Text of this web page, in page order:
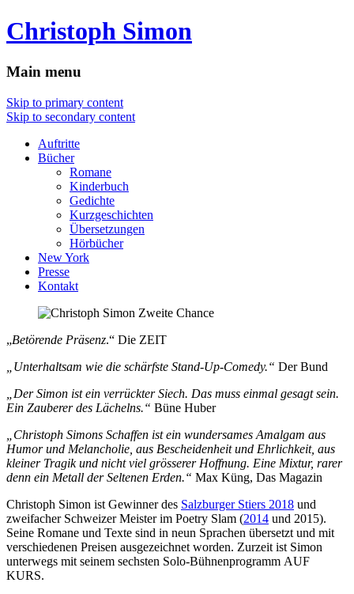
Christoph Simon
Main menu
Skip to primary content
Skip to secondary content
Auftritte
Bücher
Romane
Kinderbuch
Gedichte
Kurzgeschichten
Übersetzungen
Hörbücher
New York
Presse
Kontakt
„Betörende Präsenz.“ Die ZEIT
„Unterhaltsam wie die schärfste Stand-Up-Comedy.“ Der Bund
„Der Simon ist ein verrückter Siech. Das muss einmal gesagt sein.
Ein Zauberer des Lächelns.“ Büne Huber
„Christoph Simons Schaffen ist ein wundersames Amalgam aus
Humor und Melancholie, aus Bescheidenheit und Ehrlichkeit, aus
kleiner Tragik und nicht viel grösserer Hoffnung. Eine Mixtur, rarer
denn ein Metall der Seltenen Erden.“ Max Küng, Das Magazin
Christoph Simon ist Gewinner des Salzburger Stiers 2018 und
zweifacher Schweizer Meister im Poetry Slam (2014 und 2015).
Seine Romane und Texte sind in neun Sprachen übersetzt und mit
verschiedenen Preisen ausgezeichnet worden. Zurzeit ist Simon
unterwegs mit seinem sechsten Solo-Bühnenprogramm AUF
KURS.